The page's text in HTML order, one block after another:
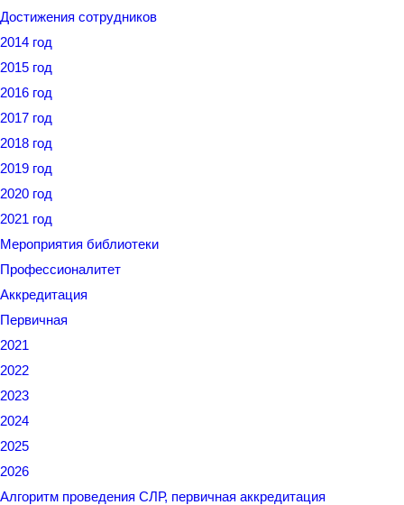
Достижения сотрудников
2014 год
2015 год
2016 год
2017 год
2018 год
2019 год
2020 год
2021 год
Мероприятия библиотеки
Профессионалитет
Аккредитация
Первичная
2021
2022
2023
2024
2025
2026
Алгоритм проведения СЛР, первичная аккредитация